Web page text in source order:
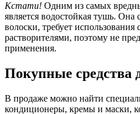
Кстати! Одним из самых
является водостойкая тушь. Она
волоски, требует использования
растворителями, поэтому не
применения.
Покупные средства
В продаже можно найти
кондиционеры, кремы и маски,